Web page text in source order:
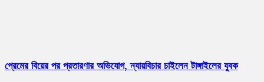
প্রেমের বিয়ের পর প্রতারণার অভিযোগ, ন্যায়বিচার চাইলেন টাঙ্গাইলের যুবক